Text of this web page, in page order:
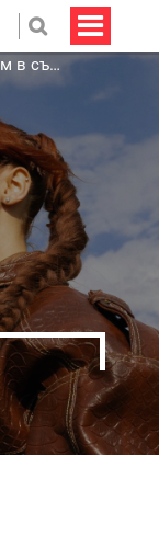
Къде да отидем в събота в Пловдив